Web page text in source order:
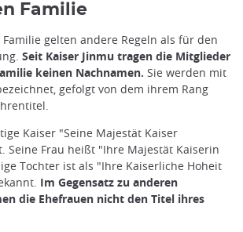
Familie
gelten andere Regeln als für den
Seit Kaiser Jinmu tragen die Mitglieder
keinen Nachnamen. Sie werden mit
gefolgt von dem ihrem Rang
Kaiser "Seine Majestät Kaiser
Seine Frau heißt "Ihre Majestät Kaiserin
Tochter ist als "Ihre Kaiserliche Hoheit
Im Gegensatz zu anderen
die Ehefrauen nicht den Titel ihres